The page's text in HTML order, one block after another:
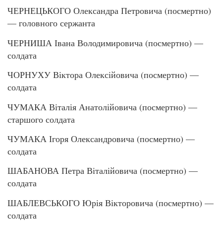
ЧЕРНЕЦЬКОГО Олександра Петровича (посмертно)
— головного сержанта
ЧЕРНИША Івана Володимировича (посмертно) —
солдата
ЧОРНУХУ Віктора Олексійовича (посмертно) —
солдата
ЧУМАКА Віталія Анатолійовича (посмертно) —
старшого солдата
ЧУМАКА Ігоря Олександровича (посмертно) —
солдата
ШАБАНОВА Петра Віталійовича (посмертно) —
солдата
ШАБЛЕВСЬКОГО Юрія Вікторовича (посмертно) —
солдата